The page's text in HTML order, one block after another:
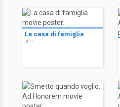
La casa di famiglia
2017